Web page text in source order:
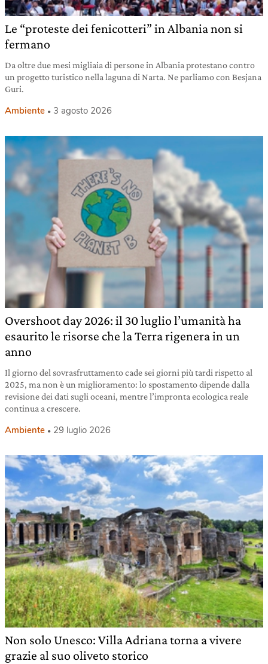
Le “proteste dei fenicotteri” in Albania non si
fermano
Da oltre due mesi migliaia di persone in Albania protestano contro
un progetto turistico nella laguna di Narta. Ne parliamo con Besjana
Guri.
Ambiente 3 agosto 2026
Overshoot day 2026: il 30 luglio l’umanità ha
esaurito le risorse che la Terra rigenera in un
anno
Il giorno del sovrasfruttamento cade sei giorni più tardi rispetto al
2025, ma non è un miglioramento: lo spostamento dipende dalla
revisione dei dati sugli oceani, mentre l’impronta ecologica reale
continua a crescere.
Ambiente 29 luglio 2026
Non solo Unesco: Villa Adriana torna a vivere
grazie al suo oliveto storico